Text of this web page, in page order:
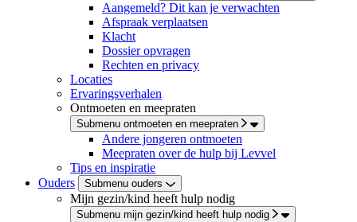
Aangemeld? Dit kan je verwachten
Afspraak verplaatsen
Klacht
Dossier opvragen
Rechten en privacy
Locaties
Ervaringsverhalen
Ontmoeten en meepraten
Submenu ontmoeten en meepraten
Andere jongeren ontmoeten
Meepraten over de hulp bij Levvel
Tips en inspiratie
Ouders
Submenu ouders
Mijn gezin/kind heeft hulp nodig
Submenu mijn gezin/kind heeft hulp nodig